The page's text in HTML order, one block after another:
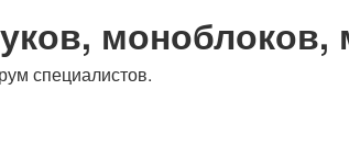
моноблоков,
специалистов.